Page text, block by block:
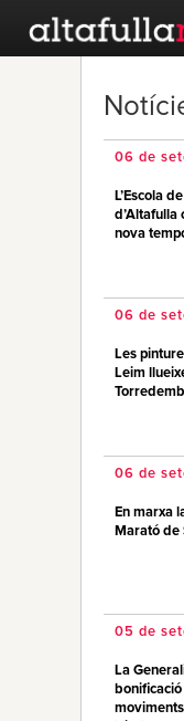
06 de
L’Escola
d’Altafulla
nova
06 de
Les
Leim
06 de
En marxa
Marató de
05 de
La
bonificació